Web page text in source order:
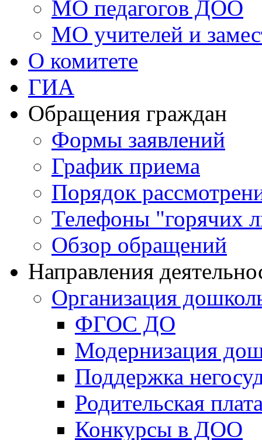
МО педагогов ДОО
МО учителей и
О комитете
ГИА
Обращения граждан
Формы заявлений
График приема
Порядок
Телефоны "горячих
Обзор обращений
Направления
Организация
ФГОС ДО
Модернизация
Поддержка
Родительская
Конкурсы в ДОО